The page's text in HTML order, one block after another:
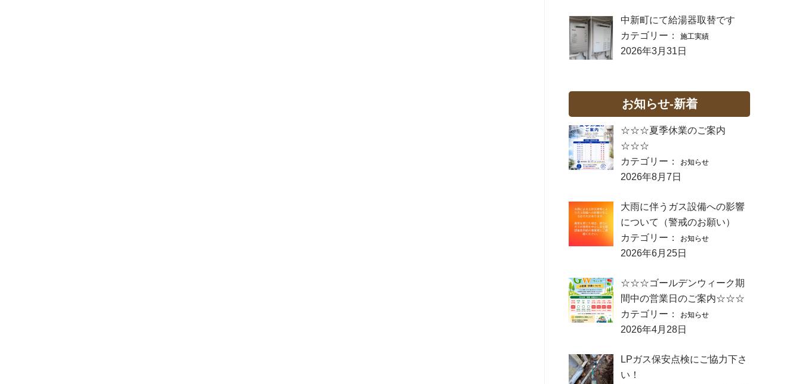
中新町にて給湯器取替です
カテゴリー：
施工実績
2026年3月31日
お知らせ-新着
☆☆☆夏季休業のご案内
☆☆☆
カテゴリー：
お知らせ
2026年8月7日
大雨に伴うガス設備への影響
について（警戒のお願い）
カテゴリー：
お知らせ
2026年6月25日
☆☆☆ゴールデンウィーク期
間中の営業日のご案内☆☆☆
カテゴリー：
お知らせ
2026年4月28日
LPガス保安点検にご協力下さ
い！